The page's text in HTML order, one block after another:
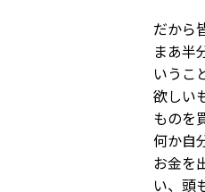
だから
まあ半
いうこ
欲しい
ものを
何か自
お金を
い、頭